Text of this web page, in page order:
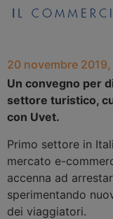
20 novembre 2019,
Un convegno per
settore turistico,
con Uvet.
Primo settore in
mercato e-
accenna ad
sperimentando
dei viaggiatori.